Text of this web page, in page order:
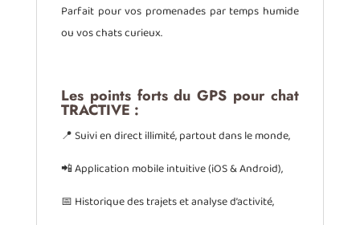
Parfait pour vos promenades par temps humide
ou vos chats curieux.
Les points forts du GPS pour chat
TRACTIVE :
📍 Suivi en direct illimité, partout dans le monde,
📲 Application mobile intuitive (iOS & Android),
📅 Historique des trajets et analyse d’activité,